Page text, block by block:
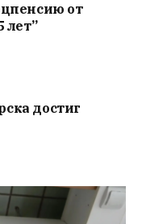
от
лет”
достиг